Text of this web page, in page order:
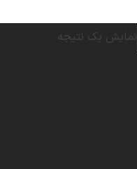
نمایش یک نتیجه